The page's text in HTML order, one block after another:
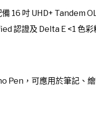
16 吋 UHD+ Tandem
認證及 Delta E <1 色彩
Pen，可應用於筆記、